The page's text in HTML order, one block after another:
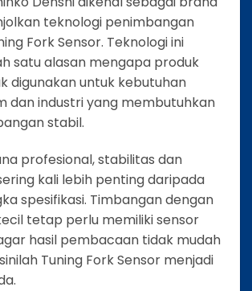
teknologi penimbangan
Fork Sensor. Teknologi ini
satu alasan mengapa produk
digunakan untuk kebutuhan
dan industri yang membutuhkan
stabil.
profesional, stabilitas dan
kali lebih penting daripada
spesifikasi. Timbangan dengan
tetap perlu memiliki sensor
hasil pembacaan tidak mudah
Tuning Fork Sensor menjadi